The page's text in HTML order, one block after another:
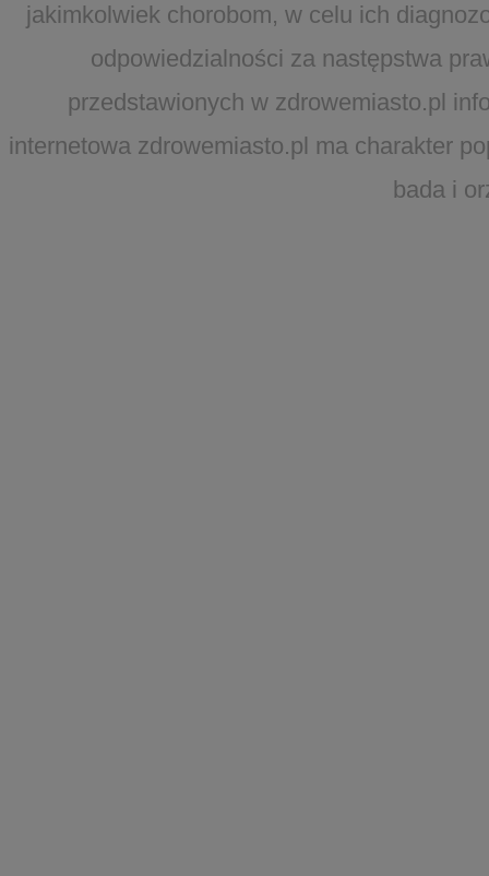
jakimkolwiek chorobom, w celu ich
odpowiedzialności za następstwa
przedstawionych w zdrowemiasto.pl
internetowa zdrowemiasto.pl ma charakter
bada i